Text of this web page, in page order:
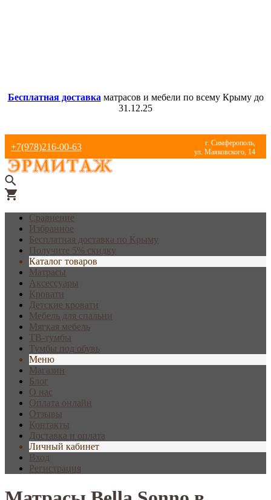
Бесплатная доставка матрасов и мебели по всему Крыму до
31.12.25
+7(978)216-00-63
г. Симферополь,
ул. Маяковского, 14
Сравнение
Избранное
Бесплатная доставка по Крыму
Получите 5% скидку
Каталог товаров
Матрасы
Аксессуары
Кровати
Детские кровати
Мебель для спальни
Мягкая мебель
ТВ-тумбы
Тумбы под обувь
Меню
Магазин
Блог
О нас
Оплата онлайн
Отзывы
Контакты
Доставка и оплата
Личный кабинет
Вход
Регистрация